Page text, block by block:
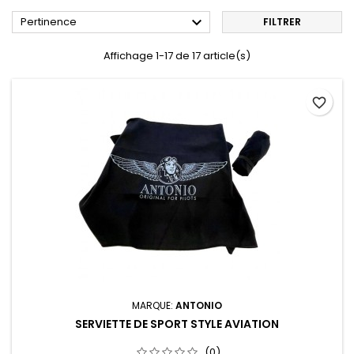
Pertinence  FILTRER
Affichage 1-17 de 17 article(s)
MARQUE: ANTONIO
SERVIETTE DE SPORT STYLE AVIATION
favorite_border